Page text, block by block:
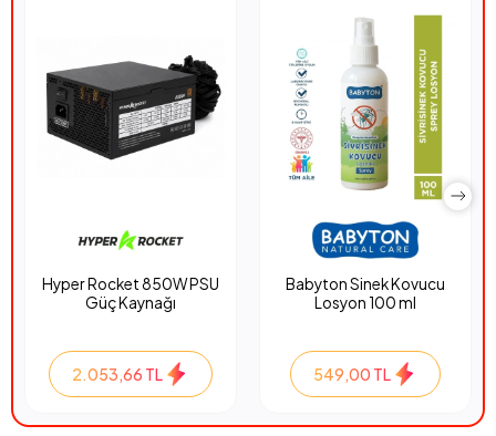
Hyper Rocket 850W PSU
Güç Kaynağı
2.053,66 TL
Babyton Sinek Kovucu
Losyon 100 ml
549,00 TL